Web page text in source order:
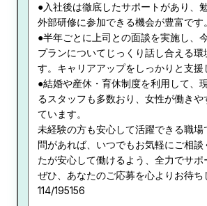
●入社後は徹底したサポートがあり、
外部研修に参加できる機会が豊富です。
●半年ごとに上司との面談を実施し、
プランについてじっくり話し合える環
す。キャリアアップをしっかりと支援
●結婚や産休・育休制度を利用して、
るスタッフも多数おり、女性が働きや
ています。
未経験の方も安心して活躍できる職場
問があれば、いつでもお気軽にご相談
たが安心して働けるよう、全力でサポ
ぜひ、あなたのご応募を心よりお待ち
114/195156